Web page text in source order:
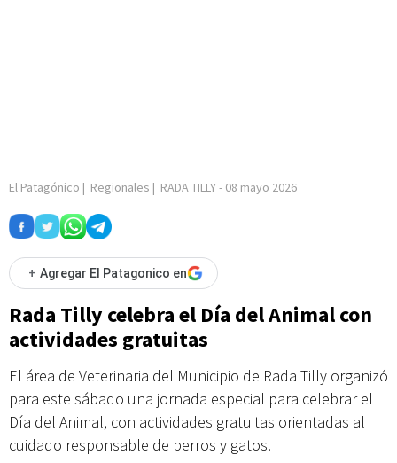
El Patagónico | Regionales | RADA TILLY- 08 mayo 2026
+ Agregar El Patagonico en
Rada Tilly celebra el Día del Animal con
actividades gratuitas
El área de Veterinaria del Municipio de Rada Tilly organizó
para este sábado una jornada especial para celebrar el
Día del Animal, con actividades gratuitas orientadas al
cuidado responsable de perros y gatos.